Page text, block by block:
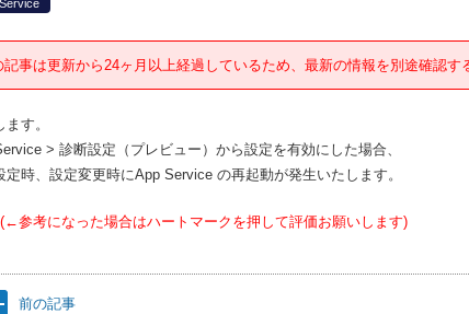
記事は更新から24ヶ月以上経過しているため、最新の情報を別途確認す
す。
> 診断設定（プレビュー）から設定を有効にした場合、
定時、設定変更時にApp Service の再起動が発生いたします。
参考になった場合はハートマークを押して評価お願いします)
前の記事